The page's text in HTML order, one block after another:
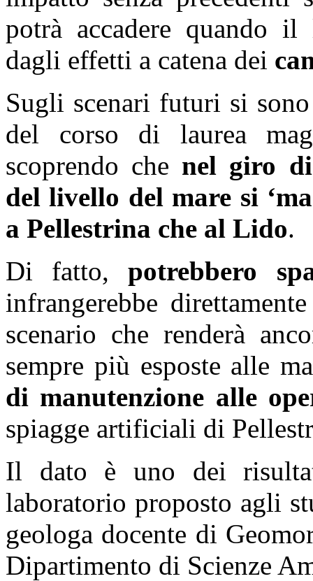
potrà accadere quando
dagli effetti a catena dei
Sugli scenari futuri si
del corso di laurea
scoprendo che nel giro di
del livello del mare si
a Pellestrina che al Lido.
Di fatto, potrebbero
infrangerebbe
scenario che renderà
sempre più esposte alle
di manutenzione alle
spiagge artificiali di
Il dato è uno dei
laboratorio proposto agli
geologa docente di
Dipartimento di Scienze